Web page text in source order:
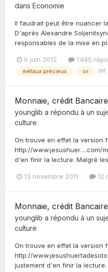
dans Economie
Il faudrait peut être nuancer
D'après Alexandre
responsables de la mise en
6 juin 2012 1 945
métaux précieux or (et
Monnaie, crédit
younglib a répondu à un
culture
On trouve en effet la version
http://www.jesushuer….com/
d'en finir la lecture. Malgré
13 novembre 2011 12
Monnaie, crédit
younglib a répondu à un
culture
On trouve en effet la version
http://
justement d'en finir la